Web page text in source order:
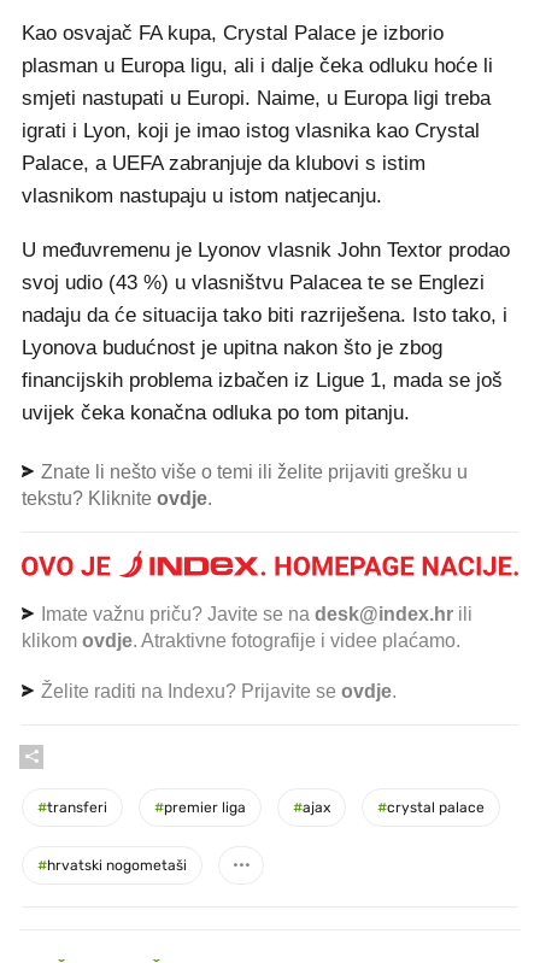
Kao osvajač FA kupa, Crystal Palace je izborio
plasman u Europa ligu, ali i dalje čeka odluku hoće li
smjeti nastupati u Europi. Naime, u Europa ligi treba
igrati i Lyon, koji je imao istog vlasnika kao Crystal
Palace, a UEFA zabranjuje da klubovi s istim
vlasnikom nastupaju u istom natjecanju.
U međuvremenu je Lyonov vlasnik John Textor prodao
svoj udio (43 %) u vlasništvu Palacea te se Englezi
nadaju da će situacija tako biti razriješena. Isto tako, i
Lyonova budućnost je upitna nakon što je zbog
financijskih problema izbačen iz Ligue 1, mada se još
uvijek čeka konačna odluka po tom pitanju.
Znate li nešto više o temi ili želite prijaviti grešku u
tekstu? Kliknite ovdje.
Imate važnu priču? Javite se na desk@index.hr ili
klikom ovdje. Atraktivne fotografije i videe plaćamo.
Želite raditi na Indexu? Prijavite se ovdje.
#transferi #premier liga #ajax #crystal palace
#hrvatski nogometaši